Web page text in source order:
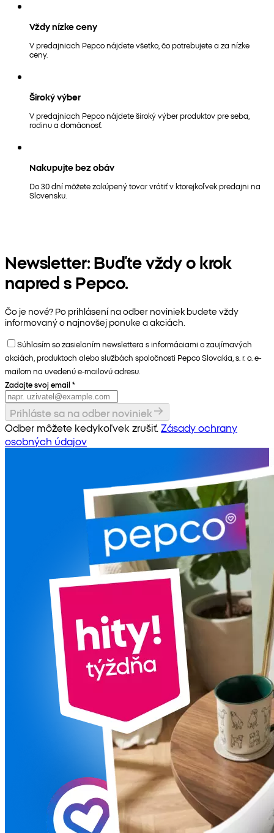
Vždy nízke ceny
V predajniach Pepco nájdete všetko, čo potrebujete a za nízke
ceny.
Široký výber
V predajniach Pepco nájdete široký výber produktov pre seba,
rodinu a domácnosť.
Nakupujte bez obáv
Do 30 dní môžete zakúpený tovar vrátiť v ktorejkoľvek predajni na
Slovensku.
Newsletter: Buďte vždy o krok
napred s Pepco.
Čo je nové? Po prihlásení na odber noviniek budete vždy
informovaný o najnovšej ponuke a akciách.
Súhlasím so zasielaním newslettera s informáciami o zaujímavých
akciách, produktoch alebo službách spoločnosti Pepco Slovakia, s. r. o. e-
mailom na uvedenú e-mailovú adresu.
Zadajte svoj email *
Prihláste sa na odber noviniek
Odber môžete kedykoľvek zrušiť. Zásady ochrany
osobných údajov